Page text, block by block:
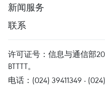
新闻服务
联系
许可证号：信息与通信部
BTTTT。
电话：(024) 39411349 -